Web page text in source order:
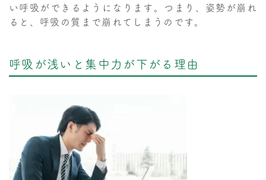
い呼吸ができるようになります。つまり、姿勢が崩れ
ると、呼吸の質まで崩れてしまうのです。
呼吸が浅いと集中力が下がる理由